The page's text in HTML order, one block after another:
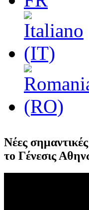
Νέες
το Γένεσις